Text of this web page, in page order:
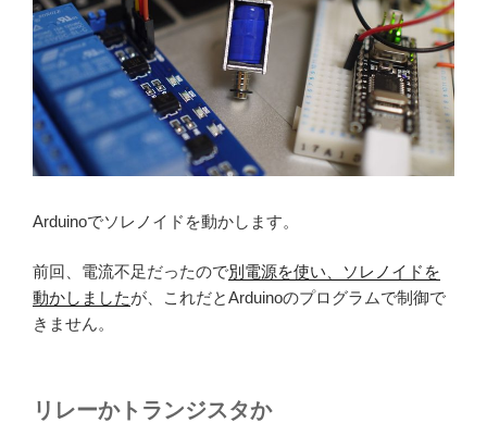
Arduinoでソレノイドを動かします。
前回、電流不足だったので別電源を使い、ソレノイドを
動かしましたが、これだとArduinoのプログラムで制御で
きません。
リレーかトランジスタか